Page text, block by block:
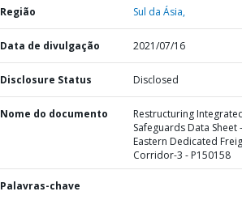
Região Sul da Ásia,
Data de divulgação 2021/07/16
Disclosure Status Disclosed
Nome do documento
Restructuring
Safeguards Data Sheet -
Eastern Dedicated
Corridor-3 - P150158
Palavras-chave